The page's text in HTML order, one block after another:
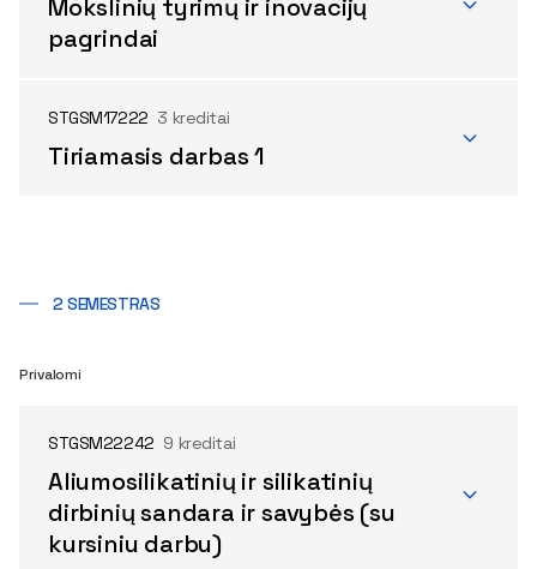
Mokslinių tyrimų ir inovacijų
pagrindai
STGSM17222 3 kreditai
Tiriamasis darbas 1
2 SEMESTRAS
Privalomi
STGSM22242 9 kreditai
Aliumosilikatinių ir silikatinių
dirbinių sandara ir savybės (su
kursiniu darbu)